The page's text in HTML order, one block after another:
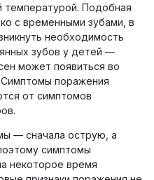
Подобная
с временными зубами, в
необходимость
зубов у детей —
может появиться во
поражения
от симптомов
— сначала острую, а
симптомы
некоторое время